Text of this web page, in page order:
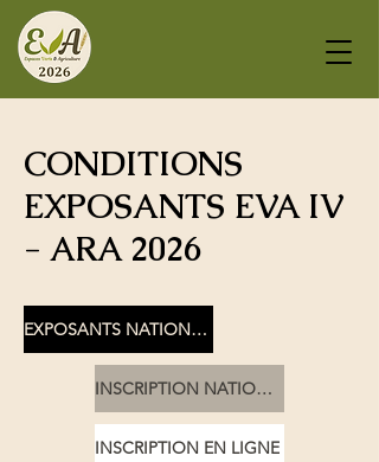
CONDITIONS
EXPOSANTS EVA IV
- ARA 2026
EXPOSANTS NATIONAUX
INSCRIPTION NATIONAUX
INSCRIPTION EN LIGNE